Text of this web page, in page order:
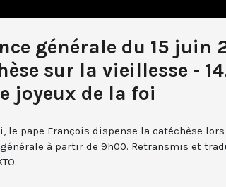
générale du 15 juin
sur la vieillesse -
joyeux de la foi
le pape François dispense la catéchèse lors
générale à partir de 9h00. Retransmis et